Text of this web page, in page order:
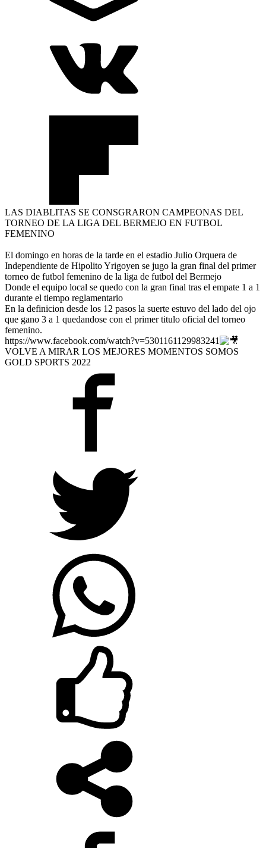
LAS DIABLITAS SE CONSGRARON CAMPEONAS DEL
TORNEO DE LA LIGA DEL BERMEJO EN FUTBOL
FEMENINO
El domingo en horas de la tarde en el estadio Julio Orquera de
Independiente de Hipolito Yrigoyen se jugo la gran final del primer
torneo de futbol femenino de la liga de futbol del Bermejo
Donde el equipo local se quedo con la gran final tras el empate 1 a 1
durante el tiempo reglamentario
En la definicion desde los 12 pasos la suerte estuvo del lado del ojo
que gano 3 a 1 quedandose con el primer titulo oficial del torneo
femenino.
https://www.facebook.com/watch?v=5301161129983241
VOLVE A MIRAR LOS MEJORES MOMENTOS SOMOS
GOLD SPORTS 2022